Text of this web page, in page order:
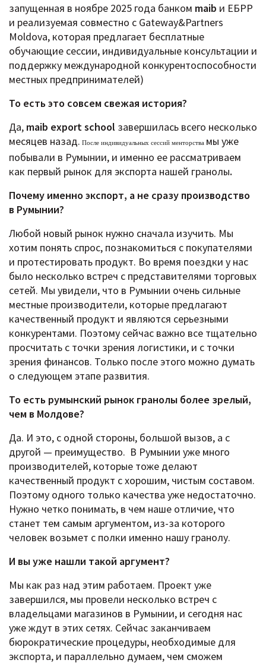
запущенная в ноябре 2025 года банком maib и ЕБРР
и реализуемая совместно с Gateway&Partners
Moldova, которая предлагает бесплатные
обучающие сессии, индивидуальные консультации и
поддержку международной конкурентоспособности
местных предпринимателей)
То есть это совсем свежая история?
Да, maib export school завершилась всего несколько
месяцев назад. После индивидуальных сессий менторства мы уже
побывали в Румынии, и именно ее рассматриваем
как первый рынок для экспорта нашей гранолы.
Почему именно экспорт, а не сразу производство
в Румынии?
Любой новый рынок нужно сначала изучить. Мы
хотим понять спрос, познакомиться с покупателями
и протестировать продукт. Во время поездки у нас
было несколько встреч с представителями торговых
сетей. Мы увидели, что в Румынии очень сильные
местные производители, которые предлагают
качественный продукт и являются серьезными
конкурентами. Поэтому сейчас важно все тщательно
просчитать с точки зрения логистики, и с точки
зрения финансов. Только после этого можно думать
о следующем этапе развития.
То есть румынский рынок гранолы более зрелый,
чем в Молдове?
Да. И это, с одной стороны, большой вызов, а с
другой — преимущество. В Румынии уже много
производителей, которые тоже делают
качественный продукт с хорошим, чистым составом.
Поэтому одного только качества уже недостаточно.
Нужно четко понимать, в чем наше отличие, что
станет тем самым аргументом, из-за которого
человек возьмет с полки именно нашу гранолу.
И вы уже нашли такой аргумент?
Мы как раз над этим работаем. Проект уже
завершился, мы провели несколько встреч с
владельцами магазинов в Румынии, и сегодня нас
уже ждут в этих сетях. Сейчас заканчиваем
бюрократические процедуры, необходимые для
экспорта, и параллельно думаем, чем сможем